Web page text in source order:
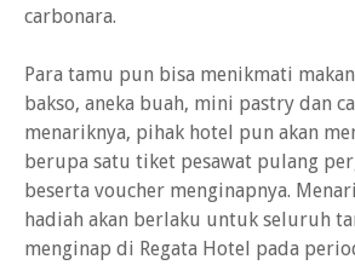
carbonara.
Para tamu pun bisa menikmati
bakso, aneka buah, mini pastry dan
menariknya, pihak hotel pun akan
berupa satu tiket pesawat pulang
beserta voucher menginapnya.
hadiah akan berlaku untuk seluruh
menginap di Regata Hotel pada